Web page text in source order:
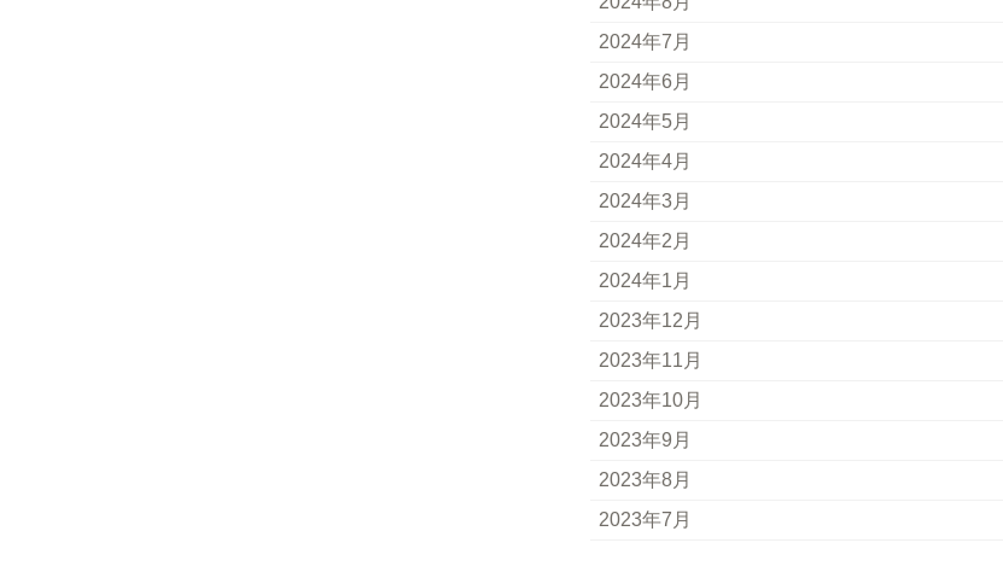
2024年7月
2024年6月
2024年5月
2024年4月
2024年3月
2024年2月
2024年1月
2023年12月
2023年11月
2023年10月
2023年9月
2023年8月
2023年7月